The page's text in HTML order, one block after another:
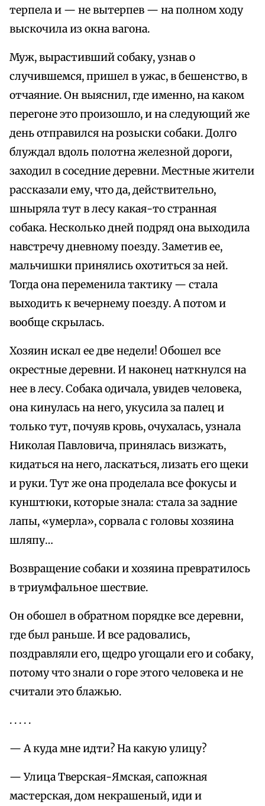
терпела и — не вытерпев — на полном ходу
выскочила из окна вагона.
Муж, вырастивший собаку, узнав о
случившемся, пришел в ужас, в бешенство, в
отчаяние. Он выяснил, где именно, на каком
перегоне это произошло, и на следующий же
день отправился на розыски собаки. Долго
блуждал вдоль полотна железной дороги,
заходил в соседние деревни. Местные жители
рассказали ему, что да, действительно,
шныряла тут в лесу какая-то странная
собака. Несколько дней подряд она выходила
навстречу дневному поезду. Заметив ее,
мальчишки принялись охотиться за ней.
Тогда она переменила тактику — стала
выходить к вечернему поезду. А потом и
вообще скрылась.
Хозяин искал ее две недели! Обошел все
окрестные деревни. И наконец наткнулся на
нее в лесу. Собака одичала, увидев человека,
она кинулась на него, укусила за палец и
только тут, почуяв кровь, очухалась, узнала
Николая Павловича, принялась визжать,
кидаться на него, ласкаться, лизать его щеки
и руки. Тут же она проделала все фокусы и
кунштюки, которые знала: стала за задние
лапы, «умерла», сорвала с головы хозяина
шляпу…
Возвращение собаки и хозяина превратилось
в триумфальное шествие.
Он обошел в обратном порядке все деревни,
где был раньше. И все радовались,
поздравляли его, щедро угощали его и собаку,
потому что знали о горе этого человека и не
считали это блажью.
. . . . .
— А куда мне идти? На какую улицу?
— Улица Тверская-Ямская, сапожная
мастерская, дом некрашеный, иди и